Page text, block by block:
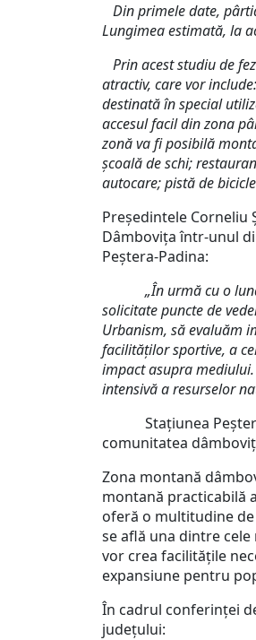
Din primele date,
Lungimea estimată, la
Prin acest studiu de
atractiv, care vor
destinată în special
accesul facil din zona
zonă va fi posibilă
școală de schi;
autocare; pistă de
Președintele
Dâmbovița într-unul
Peștera-Padina:
„În urmă cu o lună
solicitate puncte de
Urbanism, să evaluăm
facilităților sportive, a
impact asupra
intensivă a resurselor
Stațiunea Peștera-
comunitatea
Zona montană
montană practicabilă
oferă o multitudine
se află una dintre
vor crea facilităţile
expansiune pentru
În cadrul conferinței
județului: